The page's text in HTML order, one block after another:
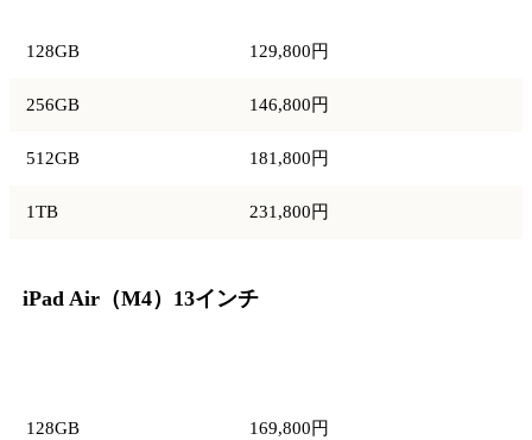
128GB 129,800円
256GB 146,800円
512GB 181,800円
1TB 231,800円
iPad Air（M4）13インチ
128GB 169,800円